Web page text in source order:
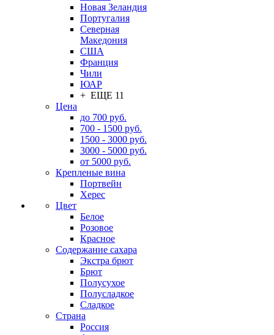
Новая Зеландия
Португалия
Северная
Македония
США
Франция
Чили
ЮАР
+ ЕЩЕ 11
Цена
до 700 руб.
700 - 1500 руб.
1500 - 3000 руб.
3000 - 5000 руб.
от 5000 руб.
Крепленые вина
Портвейн
Херес
Цвет
Белое
Розовое
Красное
Содержание сахара
Экстра брют
Брют
Полусухое
Полусладкое
Сладкое
Страна
Россия